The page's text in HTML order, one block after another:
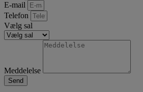
E-mail
Telefon
Vælg sal
Meddelelse
Send